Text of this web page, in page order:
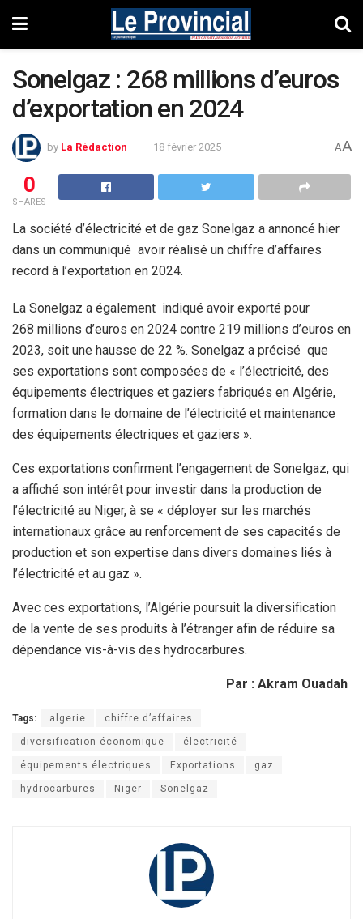
Sonelgaz : 268 millions d’euros
d’exportation en 2024
by La Rédaction 18 février 2025 AA
0
SHARES
La société d’électricité et de gaz Sonelgaz a annoncé hier
dans un communiqué avoir réalisé un chiffre d’affaires
record à l’exportation en 2024.
La Sonelgaz a également indiqué avoir exporté pour
268 millions d’euros en 2024 contre 219 millions d’euros en
2023, soit une hausse de 22 %. Sonelgaz a précisé que
ses exportations sont composées de « l’électricité, des
équipements électriques et gaziers fabriqués en Algérie,
formation dans le domaine de l’électricité et maintenance
des équipements électriques et gaziers ».
Ces exportations confirment l’engagement de Sonelgaz, qui
a affiché son intérêt pour investir dans la production de
l’électricité au Niger, à se « déployer sur les marchés
internationaux grâce au renforcement de ses capacités de
production et son expertise dans divers domaines liés à
l’électricité et au gaz ».
Avec ces exportations, l’Algérie poursuit la diversification
de la vente de ses produits à l’étranger afin de réduire sa
dépendance vis-à-vis des hydrocarbures.
Par : Akram Ouadah
Tags: algerie chiffre d’affaires
diversification économique électricité
équipements électriques Exportations gaz
hydrocarbures Niger Sonelgaz